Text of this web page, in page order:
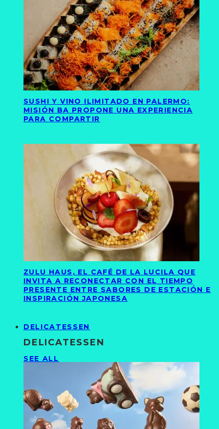
SUSHI Y VINO ILIMITADO EN PALERMO:
MISIÓN BA PROPONE UNA EXPERIENCIA
PARA COMPARTIR
ZULU HAUS, EL CAFÉ DE LA LUCILA QUE
INVITA A RECONECTAR CON EL TIEMPO
PRESENTE ENTRE SABORES DE ESTACIÓN E
INSPIRACIÓN JAPONESA
DELICATESSEN
DELICATESSEN
SEE ALL